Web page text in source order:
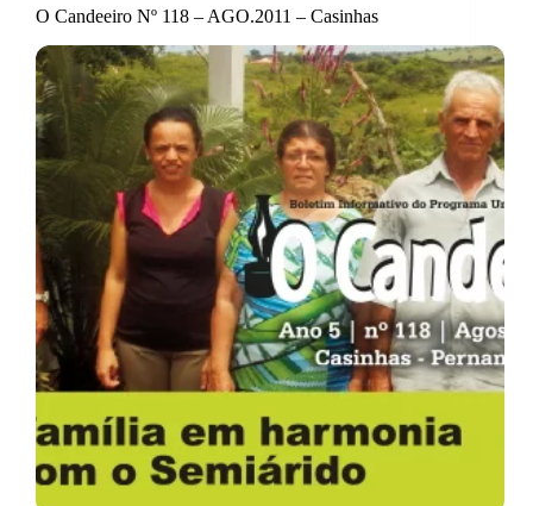
O Candeeiro Nº 118 – AGO.2011 – Casinhas